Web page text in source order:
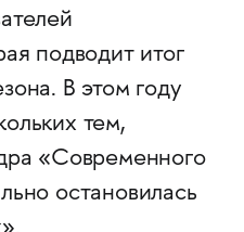
подводит итог
В этом году
тем,
«Современного
остановилась